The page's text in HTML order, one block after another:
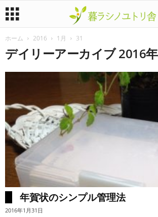
暮
ノ
ユ
ホーム 2016 1月 31
デイリーアーカイブ 2016
年賀状のシンプル管理法
2016年1月31日